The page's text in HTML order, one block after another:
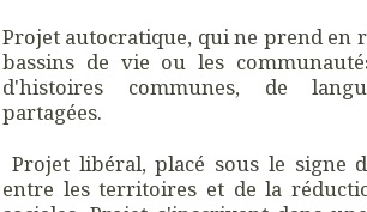
Projet autocratique, qui ne prend en
bassins de vie ou les
d'histoires communes, de
partagées.
Projet libéral, placé sous le signe
entre les territoires et de la